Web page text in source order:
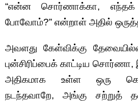
“என்ன சொர்ணாக்கா,
போவோம்?” என்றாள் அதில்
அவளது கேள்விக்கு
புன்சிரிப்பைக் காட்டிய சொர்ணா,
அதிகமாக உள்ள ஒரு
நடந்தவாறே, அங்கு சற்றுத்